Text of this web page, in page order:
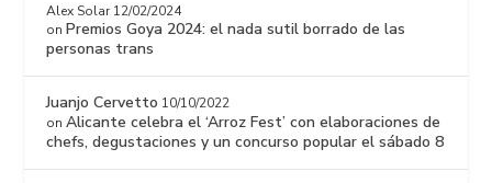
Alex Solar 12/02/2024
on Premios Goya 2024: el nada sutil borrado de las
personas trans
Juanjo Cervetto 10/10/2022
onAlicante celebra el ‘Arroz Fest’ con elaboraciones de
chefs, degustaciones y un concurso popular el sábado 8